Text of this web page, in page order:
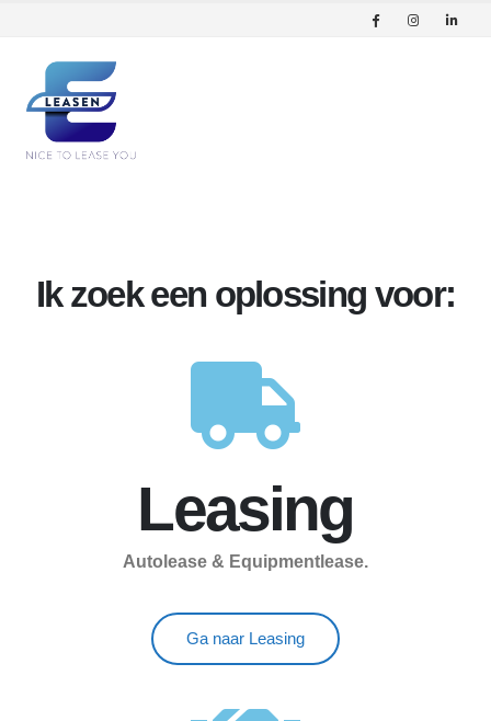
Ik zoek een oplossing voor:
Leasing
Autolease & Equipmentlease.
Ga naar Leasing